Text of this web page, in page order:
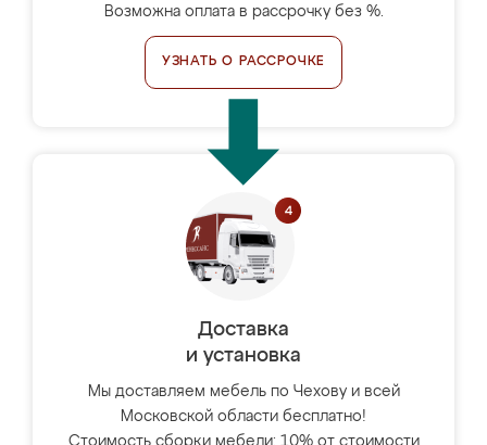
Возможна оплата в рассрочку без %.
УЗНАТЬ О РАССРОЧКЕ
Доставка
и установка
Мы доставляем мебель по Чехову и всей
Московской области бесплатно!
Стоимость сборки мебели: 10% от стоимости